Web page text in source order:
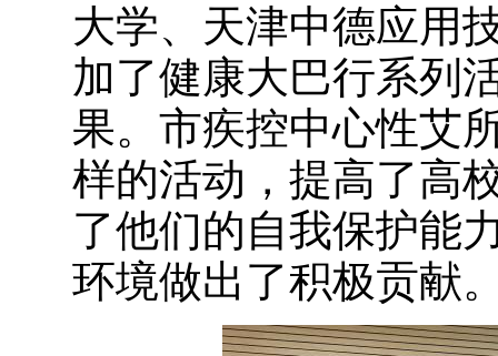
大学、天津中德应用
加了健康大巴行系列
果。市疾控中心性艾
样的活动，提高了高
了他们的自我保护能
环境做出了积极贡献